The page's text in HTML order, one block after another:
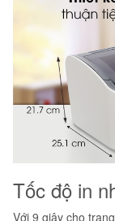
Tốc độ in
Với 9 giây cho